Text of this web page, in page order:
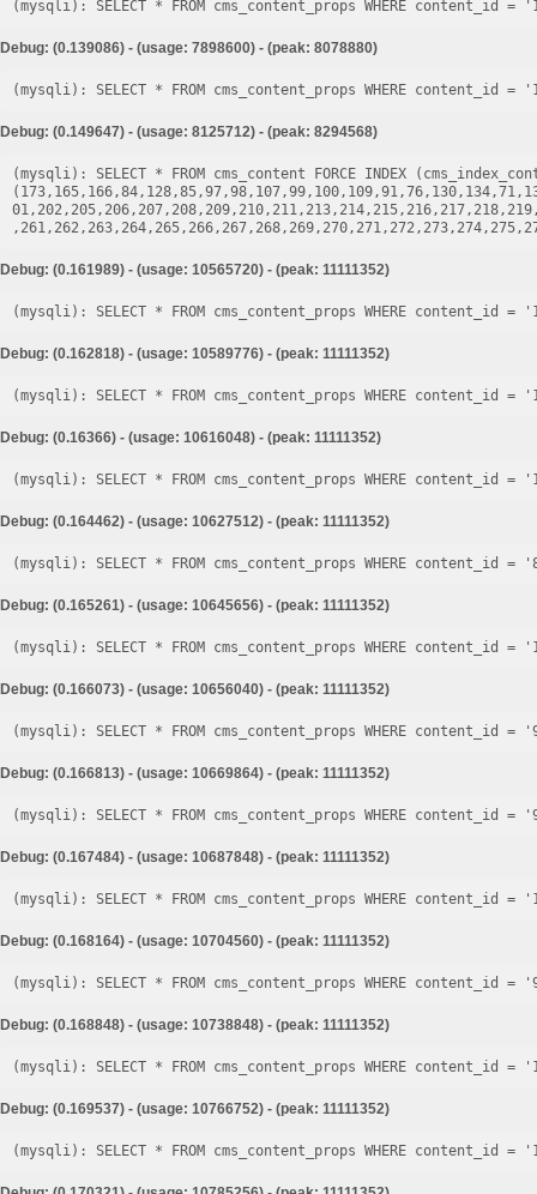
Debug: (0.139086) - (usage: 7898600) - (peak: 8078880)
Debug: (0.149647) - (usage: 8125712) - (peak: 8294568)
(mysqli): SELECT * FROM cms_content FORCE INDEX
Debug: (0.161989) - (usage: 10565720) - (peak: 11111352)
Debug: (0.162818) - (usage: 10589776) - (peak: 11111352)
Debug: (0.16366) - (usage: 10616048) - (peak: 11111352)
Debug: (0.164462) - (usage: 10627512) - (peak: 11111352)
Debug: (0.165261) - (usage: 10645656) - (peak: 11111352)
Debug: (0.166073) - (usage: 10656040) - (peak: 11111352)
Debug: (0.166813) - (usage: 10669864) - (peak: 11111352)
Debug: (0.167484) - (usage: 10687848) - (peak: 11111352)
Debug: (0.168164) - (usage: 10704560) - (peak: 11111352)
Debug: (0.168848) - (usage: 10738848) - (peak: 11111352)
Debug: (0.169537) - (usage: 10766752) - (peak: 11111352)